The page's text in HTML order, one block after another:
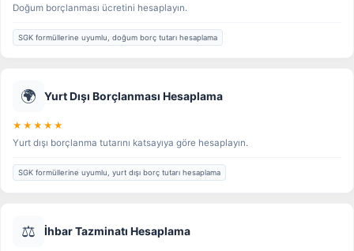
Doğum borçlanması ücretini hesaplayın.
SGK formüllerine uyumlu, doğum borç tutarı hesaplama
🌍 Yurt Dışı Borçlanması Hesaplama
★★★★★
Yurt dışı borçlanma tutarını katsayıya göre hesaplayın.
SGK formüllerine uyumlu, yurt dışı borç tutarı hesaplama
⚖️ İhbar Tazminatı Hesaplama